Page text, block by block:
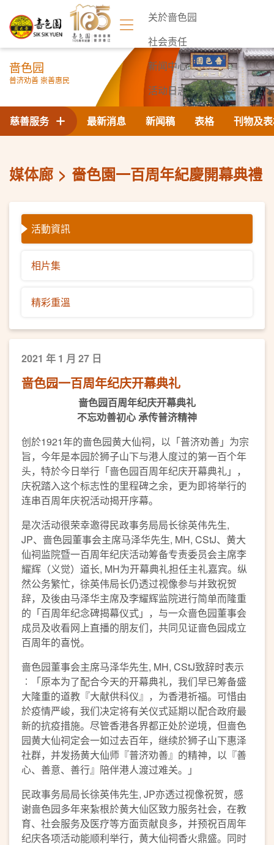
关於啬色园
社会责任
新闻中心
活动日志
联络我们
啬色园
普济劝善 崇善惠民
最新消息 新闻稿 表格 刊物及
慈善服务
媒体廊 嗇色園一百周年紀慶開幕典禮
活動資訊
相片集
精彩重溫
2021 年 1 月 27 日
啬色园一百周年纪庆开幕典礼
啬色园百周年纪庆开幕典礼
不忘劝善初心 承传普济精神
创於1921年的啬色园黄大仙祠，以「普济劝善」为宗
旨，今年是本园於狮子山下与港人度过的第一百个年
头，特於今日举行「啬色园百周年纪庆开幕典礼」，
庆祝踏入这个标志性的里程碑之余，更为即将举行的
连串百周年庆祝活动揭开序幕。
是次活动很荣幸邀得民政事务局局长徐英伟先生,
JP、啬色园董事会主席马泽华先生, MH, CStJ、黄大
仙祠监院暨一百周年纪庆活动筹备专责委员会主席李
耀辉（义觉）道长, MH为开幕典礼担任主礼嘉宾。纵
然公务繁忙，徐英伟局长仍透过视像参与并致祝贺
辞，及後由马泽华主席及李耀辉监院进行简单而隆重
的「百周年纪念碑揭幕仪式」，与一众啬色园董事会
成员及收看网上直播的朋友们，共同见证啬色园成立
百周年的喜悦。
啬色园董事会主席马泽华先生, MH, CStJ致辞时表示
︰「原本为了配合今天的开幕典礼，我们早已筹备盛
大隆重的道教『大献供科仪』，为香港祈福。可惜由
於疫情严峻，我们决定将有关仪式延期以配合政府最
新的抗疫措施。尽管香港各界都正处於逆境，但啬色
园黄大仙祠定会一如过去百年，继续於狮子山下惠泽
社群，并发扬黄大仙师『普济劝善』的精神，以『善
心、善意、善行』陪伴港人渡过难关。」
民政事务局局长徐英伟先生, JP亦透过视像祝贺，感
谢啬色园多年来紮根於黄大仙区致力服务社会，在教
育、社会服务及医疗等方面贡献良多，并预祝百周年
纪庆各项活动能顺利举行，黄大仙祠香火鼎盛。同时